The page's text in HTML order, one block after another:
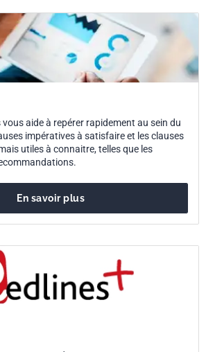
vous aide à repérer rapidement au sein du
impératives à satisfaire et les clauses
utiles à connaitre, telles que les
En savoir plus